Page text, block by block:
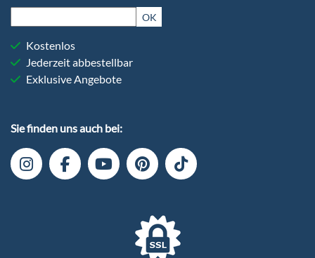
Sie finden uns auch bei:
OK
Kostenlos
Jederzeit abbestellbar
Exklusive Angebote